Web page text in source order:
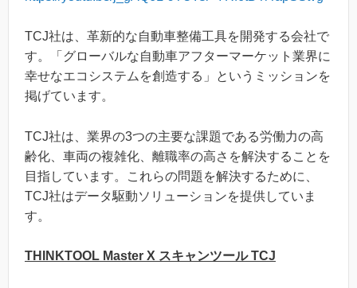
TCJ社は、革新的な自動車整備工具を開発する会社で
す。「グローバルな自動車アフターマーケット業界に
幸せなエコシステムを創造する」というミッションを
掲げています。
TCJ社は、業界の3つの主要な課題である労働力の高
齢化、車両の複雑化、離職率の高さを解決することを
目指しています。これらの問題を解決するために、
TCJ社はデータ駆動ソリューションを提供していま
す。
THINKTOOL Master X スキャンツール TCJ